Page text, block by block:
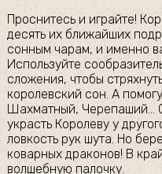
Проснитесь и играйте!
десять их ближайших
сонным чарам, и именно
Используйте
сложения, чтобы
королевский сон. А
Шахматный, Черепаший…
украсть Королеву у
ловкость рук шута. Но
коварных драконов! В
волшебную палочку.